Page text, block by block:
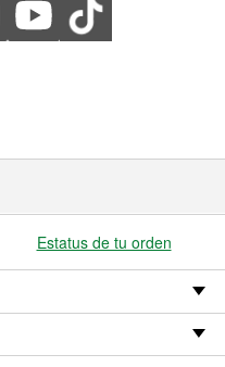
Estatus de tu orden